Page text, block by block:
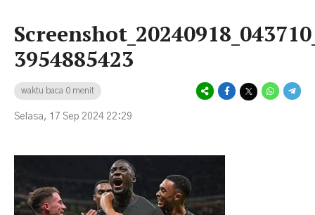
3954885423
waktu baca 0 menit
Selasa, 17 Sep 2024 22:29